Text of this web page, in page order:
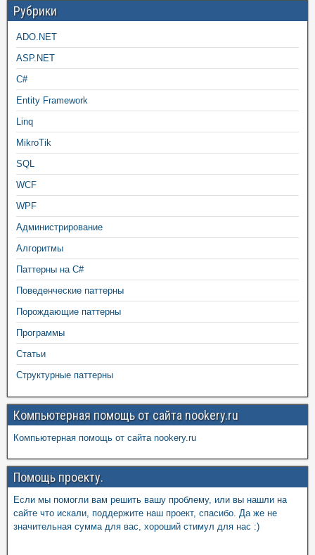
Рубрики
ADO.NET
ASP.NET
C#
Entity Framework
Linq
MikroTik
SQL
WCF
WPF
Администрирование
Алгоритмы
Паттерны на C#
Поведенческие паттерны
Порождающие паттерны
Программы
Статьи
Структурные паттерны
Компьютерная помощь от сайта nookery.ru
Компьютерная помощь от сайта nookery.ru
Помощь проекту.
Если мы помогли вам решить вашу проблему, или вы нашли на
сайте что искали, поддержите наш проект, спасибо. Да же не
значительная сумма для вас, хороший стимул для нас :)